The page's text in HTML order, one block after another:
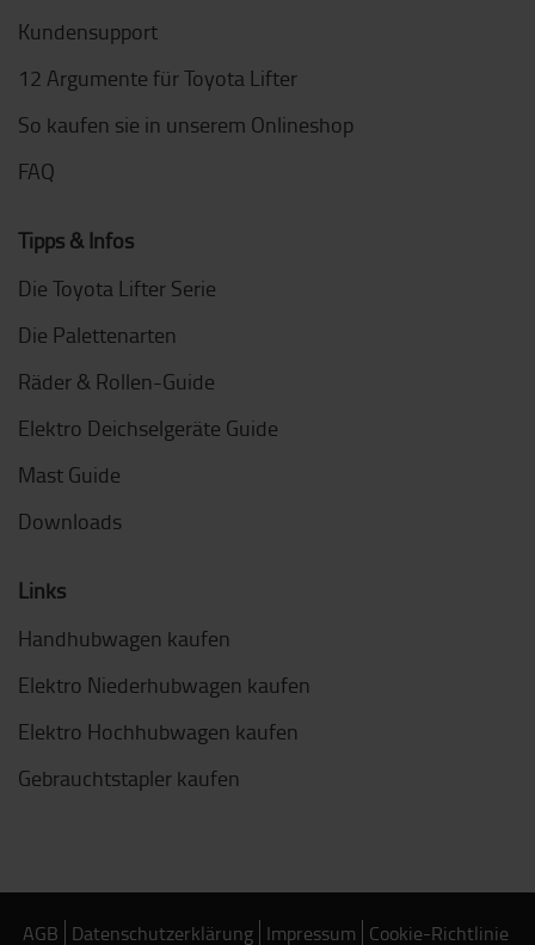
Kundensupport
12 Argumente für Toyota Lifter
So kaufen sie in unserem Onlineshop
FAQ
Tipps & Infos
Die Toyota Lifter Serie
Die Palettenarten
Räder & Rollen-Guide
Elektro Deichselgeräte Guide
Mast Guide
Downloads
Links
Handhubwagen kaufen
Elektro Niederhubwagen kaufen
Elektro Hochhubwagen kaufen
Gebrauchtstapler kaufen
AGB Datenschutzerklärung Impressum Cookie-Richtlinie